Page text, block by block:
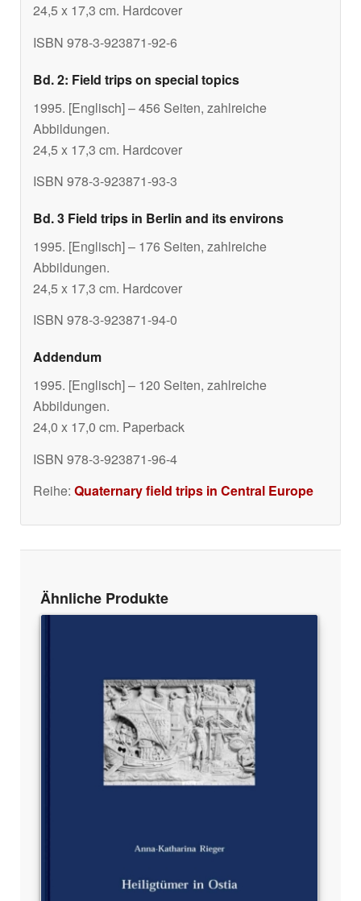
24,5 x 17,3 cm. Hardcover
ISBN 978-3-923871-92-6
Bd. 2: Field trips on special topics
1995. [Englisch] – 456 Seiten, zahlreiche
Abbildungen.
24,5 x 17,3 cm. Hardcover
ISBN 978-3-923871-93-3
Bd. 3 Field trips in Berlin and its environs
1995. [Englisch] – 176 Seiten, zahlreiche
Abbildungen.
24,5 x 17,3 cm. Hardcover
ISBN 978-3-923871-94-0
Addendum
1995. [Englisch] – 120 Seiten, zahlreiche
Abbildungen.
24,0 x 17,0 cm. Paperback
ISBN 978-3-923871-96-4
Reihe: Quaternary field trips in Central Europe
Ähnliche Produkte